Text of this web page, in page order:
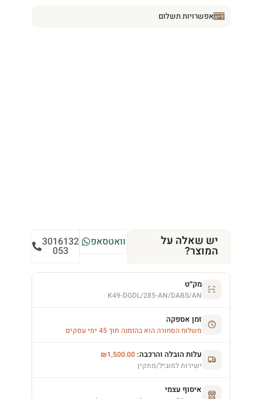
אפשרויות תשלום
יש שאלה על
המוצר?
וואטסאפ 3016132
053
מק״ט
K49-DGDL/285-AN/DABS/AN
זמן אספקה
משלוח הסחורה הוא בהזמנה תוך 45 ימי עסקים
עלות הובלה והרכבה: ₪1,500.00
ישירות למוביל/מתקין
איסוף עצמי